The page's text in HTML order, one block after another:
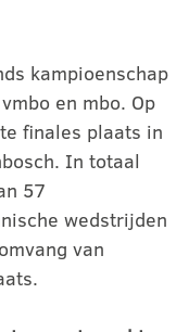
kampioenschap
en mbo. Op
finales plaats in
In totaal
57
wedstrijden
van